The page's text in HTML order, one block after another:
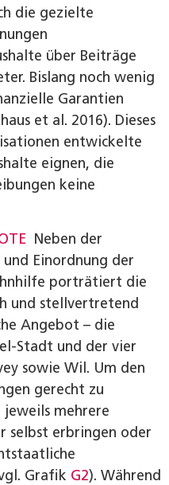
die gezielte
über Beiträge
Bislang noch wenig
Garantien
et al. 2016). Dieses
entwickelte
eignen, die
keine
Neben der
Einordnung der
porträtiert die
und stellvertretend
Angebot – die
Stadt und der vier
sowie Wil. Um den
gerecht zu
mehrere
selbst erbringen oder
Grafik G2). Während